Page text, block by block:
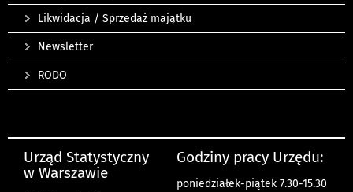
Likwidacja / Sprzedaż majątku
Newsletter
RODO
Urząd Statystyczny
w Warszawie
Godziny pracy Urzędu:
poniedziałek-piątek 7.30-15.30